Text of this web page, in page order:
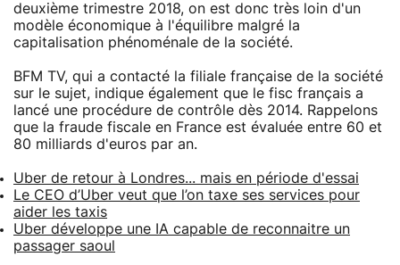
deuxième trimestre 2018, on est donc très loin d'un
modèle économique à l'équilibre malgré la
capitalisation phénoménale de la société.
BFM TV, qui a contacté la filiale française de la société
sur le sujet, indique également que le fisc français a
lancé une procédure de contrôle dès 2014. Rappelons
que la fraude fiscale en France est évaluée entre 60 et
80 milliards d'euros par an.
Uber de retour à Londres... mais en période d'essai
Le CEO d’Uber veut que l’on taxe ses services pour
aider les taxis
Uber développe une IA capable de reconnaitre un
passager saoul